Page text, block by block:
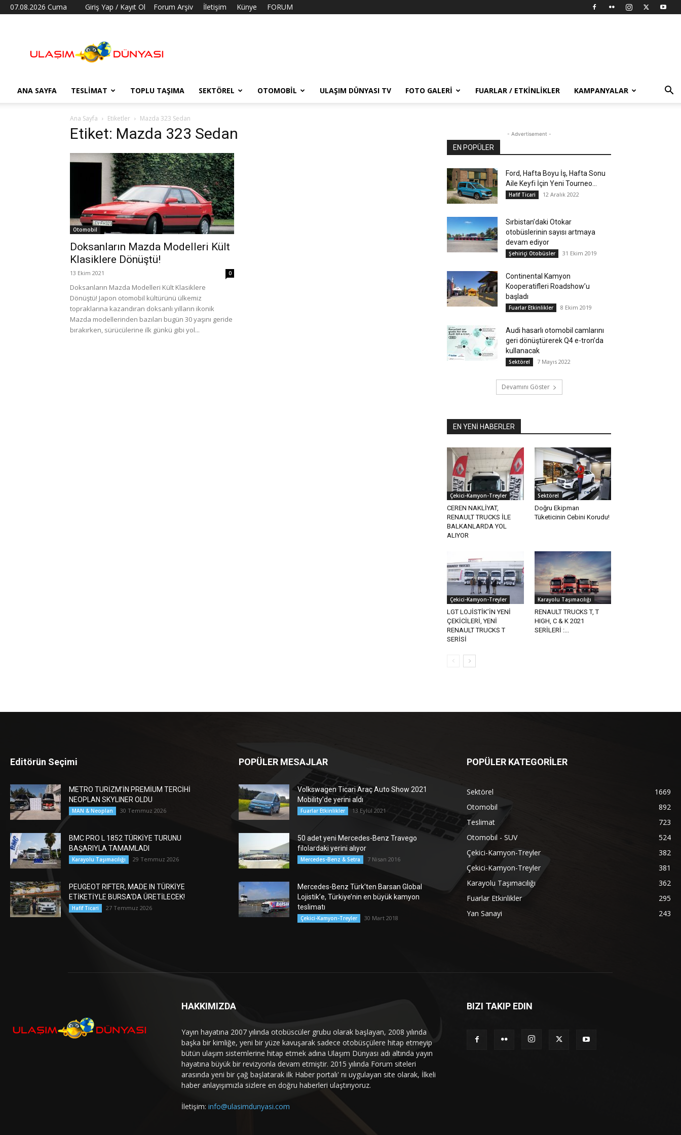
07.08.2026 Cuma Giriş Yap / Kayıt Ol Forum Arşiv İletişim Künye FORUM
Dünyası
ANA SAYFA TESLIMAT TOPLU TAŞIMA SEKTÖREL OTOMOBIL ULAŞIM DÜNYASI TV FOTO GALERI FUARLAR / ETKINLIKLER KAMPANYALAR
Ana Sayfa Etiketler Mazda 323 Sedan
Etiket: Mazda 323 Sedan
Otomobil
Doksanların Mazda Modelleri Kült
Klasiklere Dönüştü!
13 Ekim 2021 0
Doksanların Mazda Modelleri Kült Klasiklere
Dönüştü! Japon otomobil kültürünü ülkemiz
topraklarına kazandıran doksanlı yılların ikonik
Mazda modellerinden bazıları bugün 30 yaşını geride
bırakırken, sürücülerine ilk günkü gibi yol...
- Advertisement -
EN POPÜLER
Ford, Hafta Boyu İş, Hafta Sonu
Aile Keyfi İçin Yeni Tourneo...
Hafif Ticari 12 Aralık 2022
Sırbistan’daki Otokar
otobüslerinin sayısı artmaya
devam ediyor
Şehiriçi Otobüsler 31 Ekim 2019
Continental Kamyon
Kooperatifleri Roadshow’u
başladı
Fuarlar Etkinlikler 8 Ekim 2019
Audi hasarlı otomobil camlarını
geri dönüştürerek Q4 e-tron’da
kullanacak
Sektörel 7 Mayıs 2022
Devamını Göster
EN YENİ HABERLER
Çekici-Kamyon-Treyler
CEREN NAKLİYAT,
RENAULT TRUCKS İLE
BALKANLARDA YOL
ALIYOR
Sektörel
Doğru Ekipman
Tüketicinin Cebini Korudu!
Çekici-Kamyon-Treyler
LGT LOJİSTİK’İN YENİ
ÇEKİCİLERİ, YENİ
RENAULT TRUCKS T
SERİSİ
Karayolu Taşımacılığı
RENAULT TRUCKS T, T
HIGH, C & K 2021
SERİLERİ :...
Editörün Seçimi
METRO TURİZM’İN PREMİUM TERCİHİ
NEOPLAN SKYLINER OLDU
MAN & Neoplan 30 Temmuz 2026
BMC PRO L 1852 TÜRKİYE TURUNU
BAŞARIYLA TAMAMLADI
Karayolu Taşımacılığı 29 Temmuz 2026
PEUGEOT RIFTER, MADE IN TÜRKİYE
ETİKETİYLE BURSA’DA ÜRETİLECEK!
Hafif Ticari 27 Temmuz 2026
POPÜLER MESAJLAR
Volkswagen Ticari Araç Auto Show 2021
Mobility’de yerini aldı
Fuarlar Etkinlikler 13 Eylül 2021
50 adet yeni Mercedes-Benz Travego
filolardaki yerini alıyor
Mercedes-Benz & Setra 7 Nisan 2016
Mercedes-Benz Türk’ten Barsan Global
Lojistik’e, Türkiye’nin en büyük kamyon
teslimatı
Çekici-Kamyon-Treyler 30 Mart 2018
POPÜLER KATEGORİLER
Sektörel
1669
Otomobil
892
Teslimat
723
Otomobil - SUV
524
Çekici-Kamyon-Treyler
382
Çekici-Kamyon-Treyler
381
Karayolu Taşımacılığı
362
Fuarlar Etkinlikler
295
Yan Sanayi
243
HAKKIMIZDA
Yayın hayatına 2007 yılında otobüscüler grubu olarak başlayan, 2008 yılında
başka bir kimliğe, yeni bir yüze kavuşarak sadece otobüsçülere hitap etmeyip
bütün ulaşım sistemlerine hitap etmek adına Ulaşım Dünyası adı altında yayın
hayatına büyük bir revizyonla devam etmiştir. 2015 yılında Forum siteleri
arasında yeni bir çağ başlatarak ilk Haber portalı' nı uygulayan site olarak, İlkeli
haber anlayışımızla sizlere en doğru haberleri ulaştırıyoruz.
İletişim: info@ulasimdunyasi.com
BIZI TAKIP EDIN